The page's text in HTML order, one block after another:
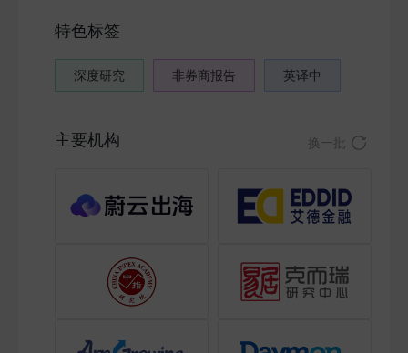
特色标签
深度研究 非券商报告 英译中
主要机构 换一批